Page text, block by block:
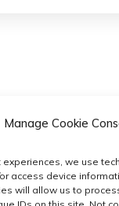
Manage Cookie
we use
access device
will allow us to